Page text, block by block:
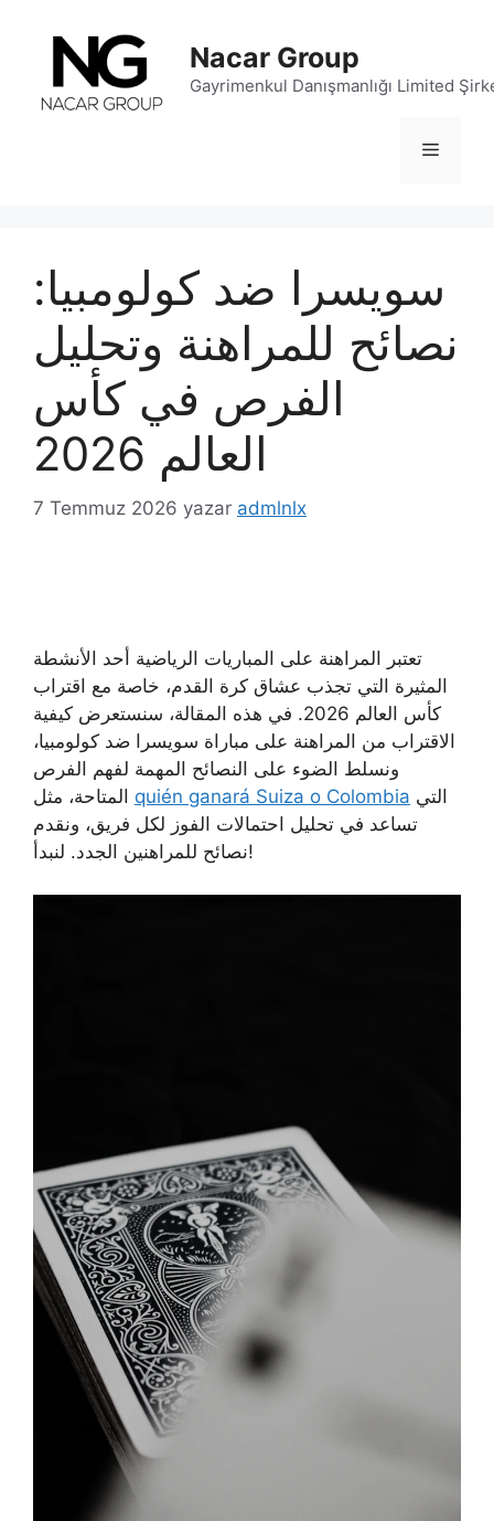
Nacar Group
Gayrimenkul Danışmanlığı Limited
Menü
سويسرا ضد كولومبيا:
نصائح للمراهنة وتحليل
الفرص في كأس
العالم 2026
7 Temmuz 2026 yazar admlnlx
تعتبر المراهنة على المباريات الرياضية أحد الأنشطة
المثيرة التي تجذب عشاق كرة القدم، خاصة مع اقتراب
كأس العالم 2026. في هذه المقالة، سنستعرض كيفية
الاقتراب من المراهنة على مباراة سويسرا ضد كولومبيا،
ونسلط الضوء على النصائح المهمة لفهم الفرص
quién ganará Suiza o Colombia
تساعد في تحليل احتمالات الفوز لكل فريق، ونقدم
نصائح للمراهنين الجدد. لنبدأ!